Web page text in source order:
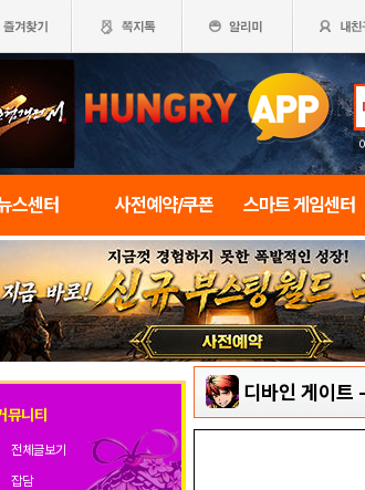
스센터 사전예약/쿠폰 스마트 게임센터
뮤니티
전체글보기
잡담
디바인 게이트 -